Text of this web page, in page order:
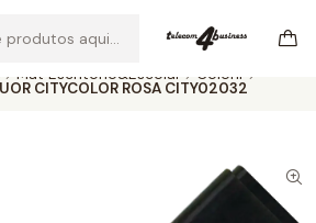
Ler mais
Mat Escritório&Escolar Colorir
CITYCOLOR ROSA CITY02032